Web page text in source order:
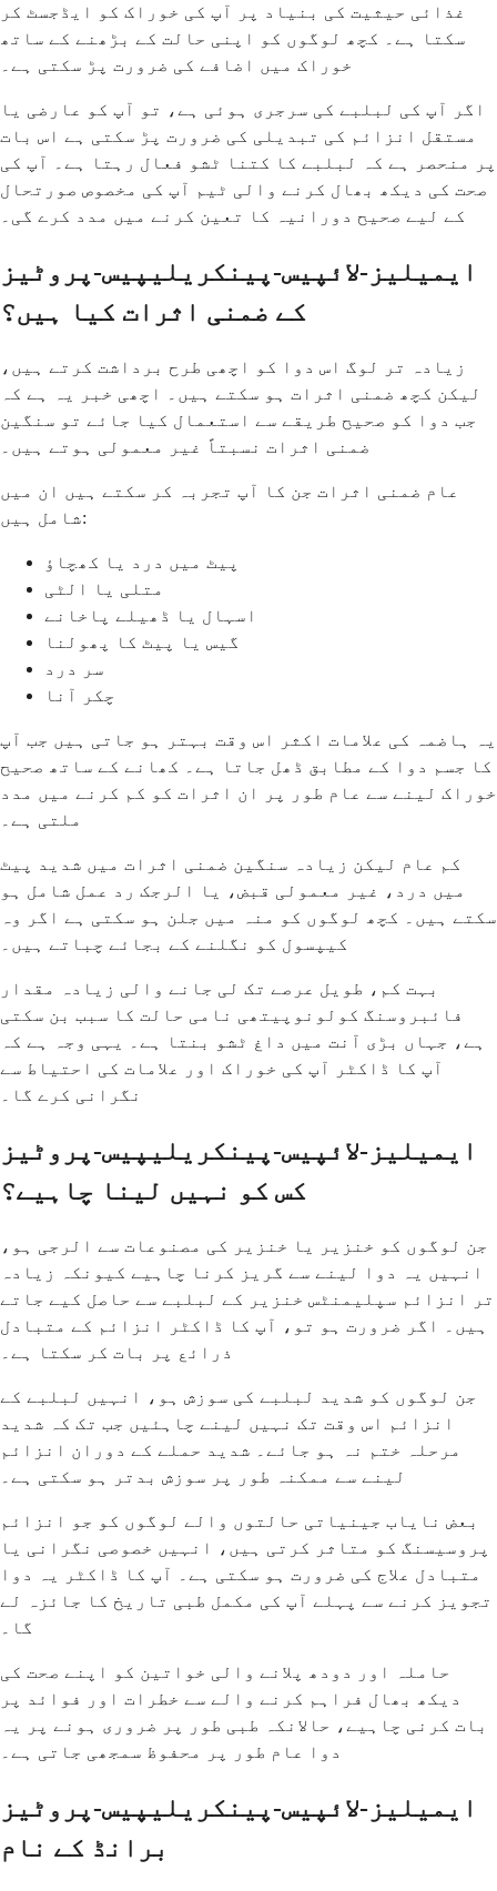
غذائی حیثیت کی بنیاد پر آپ کی خوراک کو ایڈجسٹ کر
سکتا ہے۔ کچھ لوگوں کو اپنی حالت کے بڑھنے کے ساتھ
خوراک میں اضافے کی ضرورت پڑ سکتی ہے۔
اگر آپ کی لبلبے کی سرجری ہوئی ہے، تو آپ کو عارضی یا
مستقل انزائم کی تبدیلی کی ضرورت پڑ سکتی ہے اس بات
پر منحصر ہے کہ لبلبے کا کتنا ٹشو فعال رہتا ہے۔ آپ کی
صحت کی دیکھ بھال کرنے والی ٹیم آپ کی مخصوص صورتحال
کے لیے صحیح دورانیہ کا تعین کرنے میں مدد کرے گی۔
ایمیلیز-لائپیس-پینکریلیپیس-پروٹیز
کے ضمنی اثرات کیا ہیں؟
زیادہ تر لوگ اس دوا کو اچھی طرح برداشت کرتے ہیں،
لیکن کچھ ضمنی اثرات ہو سکتے ہیں۔ اچھی خبر یہ ہے کہ
جب دوا کو صحیح طریقے سے استعمال کیا جائے تو سنگین
ضمنی اثرات نسبتاً غیر معمولی ہوتے ہیں۔
عام ضمنی اثرات جن کا آپ تجربہ کر سکتے ہیں ان میں
شامل ہیں:
پیٹ میں درد یا کھچاؤ
متلی یا الٹی
اسہال یا ڈھیلے پاخانے
گیس یا پیٹ کا پھولنا
سر درد
چکر آنا
یہ ہاضمہ کی علامات اکثر اس وقت بہتر ہو جاتی ہیں جب آپ
کا جسم دوا کے مطابق ڈھل جاتا ہے۔ کھانے کے ساتھ صحیح
خوراک لینے سے عام طور پر ان اثرات کو کم کرنے میں مدد
ملتی ہے۔
کم عام لیکن زیادہ سنگین ضمنی اثرات میں شدید پیٹ
میں درد، غیر معمولی قبض، یا الرجک رد عمل شامل ہو
سکتے ہیں۔ کچھ لوگوں کو منہ میں جلن ہو سکتی ہے اگر وہ
کیپسول کو نگلنے کے بجائے چباتے ہیں۔
بہت کم، طویل عرصے تک لی جانے والی زیادہ مقدار
فائبروسنگ کولونوپیتھی نامی حالت کا سبب بن سکتی
ہے، جہاں بڑی آنت میں داغ ٹشو بنتا ہے۔ یہی وجہ ہے کہ
آپ کا ڈاکٹر آپ کی خوراک اور علامات کی احتیاط سے
نگرانی کرے گا۔
ایمیلیز-لائپیس-پینکریلیپیس-پروٹیز
کس کو نہیں لینا چاہیے؟
جن لوگوں کو خنزیر یا خنزیر کی مصنوعات سے الرجی ہو،
انہیں یہ دوا لینے سے گریز کرنا چاہیے کیونکہ زیادہ
تر انزائم سپلیمنٹس خنزیر کے لبلبے سے حاصل کیے جاتے
ہیں۔ اگر ضرورت ہو تو، آپ کا ڈاکٹر انزائم کے متبادل
ذرائع پر بات کر سکتا ہے۔
جن لوگوں کو شدید لبلبے کی سوزش ہو، انہیں لبلبے کے
انزائم اس وقت تک نہیں لینے چاہئیں جب تک کہ شدید
مرحلہ ختم نہ ہو جائے۔ شدید حملے کے دوران انزائم
لینے سے ممکنہ طور پر سوزش بدتر ہو سکتی ہے۔
بعض نایاب جینیاتی حالتوں والے لوگوں کو جو انزائم
پروسیسنگ کو متاثر کرتی ہیں، انہیں خصوصی نگرانی یا
متبادل علاج کی ضرورت ہو سکتی ہے۔ آپ کا ڈاکٹر یہ دوا
تجویز کرنے سے پہلے آپ کی مکمل طبی تاریخ کا جائزہ لے
گا۔
حاملہ اور دودھ پلانے والی خواتین کو اپنے صحت کی
دیکھ بھال فراہم کرنے والے سے خطرات اور فوائد پر
بات کرنی چاہیے، حالانکہ طبی طور پر ضروری ہونے پر یہ
دوا عام طور پر محفوظ سمجھی جاتی ہے۔
ایمیلیز-لائپیس-پینکریلیپیس-پروٹیز
برانڈ کے نام